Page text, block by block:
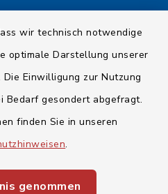
wir technisch notwendige
optimale Darstellung unserer
Einwilligung zur Nutzung
Bedarf gesondert abgefragt.
finden Sie in unseren
.
genommen